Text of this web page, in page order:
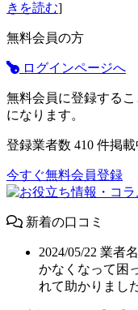
きを読む]
無料会員の方
ログインページへ
無料会員に登録する
になります。
登録業者数 410 件掲載
今すぐ無料会員登録
新着の口コミ
2024/05/22 業者名
かなくなって困
れて助かりまし